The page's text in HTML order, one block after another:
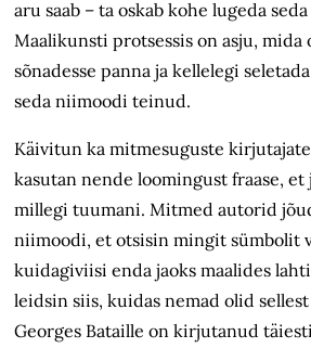
aru saab – ta oskab kohe lugeda
Maalikunsti protsessis on asju, mida
sõnadesse panna ja kellelegi
seda niimoodi teinud.
Käivitun ka mitmesuguste
kasutan nende loomingust fraase, et
millegi tuumani. Mitmed autorid
niimoodi, et otsisin mingit sümbolit
kuidagiviisi enda jaoks maalides
leidsin siis, kuidas nemad olid
Georges Bataille on kirjutanud